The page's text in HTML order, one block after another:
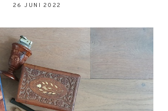
26 JUNI 2022